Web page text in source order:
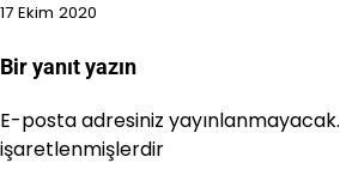
17 Ekim 2020
Bir yanıt yazın
E-posta adresiniz yayınlanmayacak.
işaretlenmişlerdir